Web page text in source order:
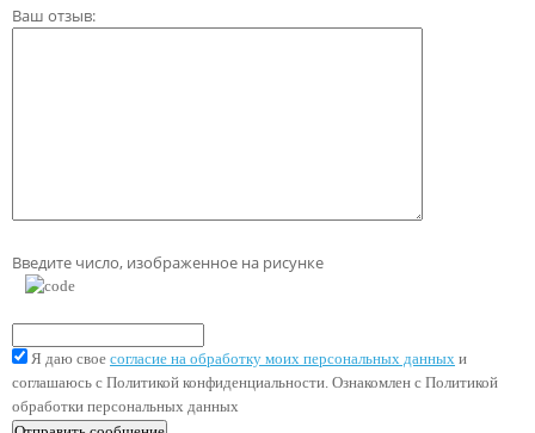
Ваш отзыв:
Введите число, изображенное на рисунке
Я даю свое согласие на обработку моих персональных данных и
соглашаюсь с Политикой конфиденциальности. Ознакомлен с Политикой
обработки персональных данных